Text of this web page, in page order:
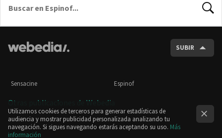
SUBIR
Sensacine Espinof
Otras publicaciones de Webedia
Utilizamos cookies de terceros para generar estadísticas de
audiencia y mostrar publicidad personalizada analizando tu
navegación. Si sigues navegando estarás aceptando su uso. Más
información